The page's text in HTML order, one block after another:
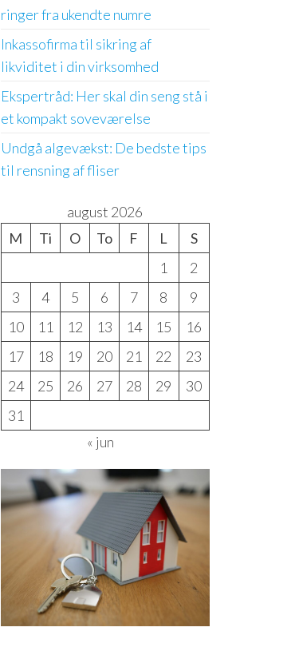
ringer fra ukendte numre
Inkassofirma til sikring af
likviditet i din virksomhed
Ekspertråd: Her skal din seng stå i
et kompakt soveværelse
Undgå algevækst: De bedste tips
til rensning af fliser
august 2026
M
Ti O To F L
S
1
2
3
4 5 6 7 8
9
10
11 12 13 14 15
16
17
18 19 20 21 22
23
24
25 26 27 28 29
30
31
« jun